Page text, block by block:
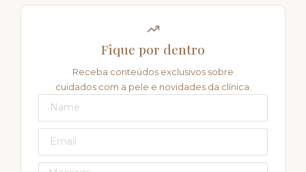
Fique por dentro
Receba conteúdos exclusivos sobre
cuidados com a pele e novidades da clínica.